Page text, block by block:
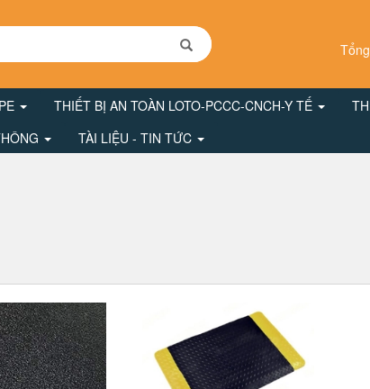
THIẾT BỊ AN TOÀN LOTO-PCCC-CNCH-Y TẾ
TÀI LIỆU - TIN TỨC